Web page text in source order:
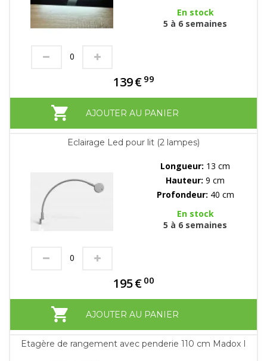
En stock
5 à 6 semaines
139€ 99
AJOUTER AU PANIER
Eclairage Led pour lit (2 lampes)
Longueur: 13 cm
Hauteur: 9 cm
Profondeur: 40 cm
En stock
5 à 6 semaines
195€ 00
AJOUTER AU PANIER
Etagère de rangement avec penderie 110 cm Madox I